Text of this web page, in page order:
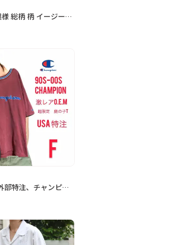
古着 幾何学模様 総柄 柄 イージーテーラードジャケット 羽織り USA製
90-00s OEM外部特注、チャンピオン、刺繍ロゴ鹿子ヘビーウェイトT F フェード